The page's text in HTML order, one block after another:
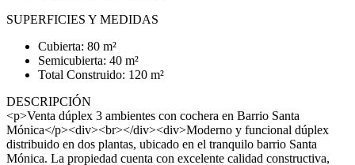
SUPERFICIES Y MEDIDAS
Cubierta: 80 m²
Semicubierta: 40 m²
Total Construido: 120 m²
DESCRIPCIÓN
<p>Venta dúplex 3 ambientes con cochera en Barrio Santa
Mónica</p><div><br></div><div>Moderno y funcional dúplex
distribuido en dos plantas, ubicado en el tranquilo barrio Santa
Mónica. La propiedad cuenta con excelente calidad constructiva,